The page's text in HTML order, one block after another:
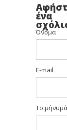
ένα
Όνομα
E-mail
Το